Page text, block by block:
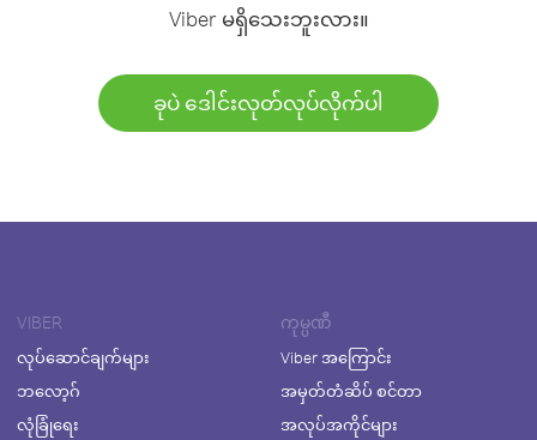
Viber မရှိသေးဘူးလား။
ခုပဲ ဒေါင်းလုတ်လုပ်လိုက်ပါ
VIBER
လုပ်ဆောင်ချက်များ
ဘလော့ဂ်
လုံခြုံရေး
ကုမ္ပဏီ
Viber အကြောင်း
အမှတ်တံဆိပ် စင်တာ
အလုပ်အကိုင်များ